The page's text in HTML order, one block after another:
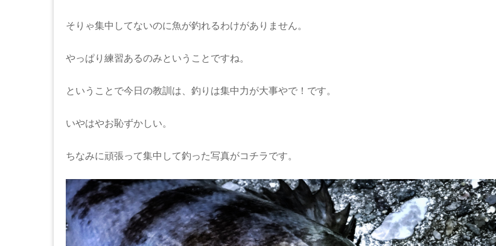
そりゃ集中してないのに魚が釣れるわけがありません。
やっぱり練習あるのみということですね。
ということで今日の教訓は、釣りは集中力が大事やで！です。
いやはやお恥ずかしい。
ちなみに頑張って集中して釣った写真がコチラです。